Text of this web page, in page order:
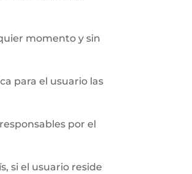
momento y sin
para el usuario las
por el
si el usuario reside